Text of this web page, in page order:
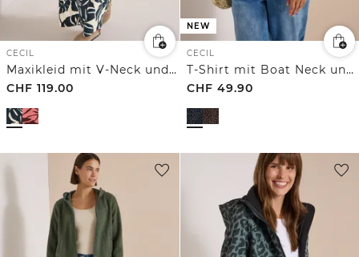
CECIL
Maxikleid mit V-Neck und Print
CHF 119.00
NEW
CECIL
T-Shirt mit Boat Neck und Leo-Muster
CHF 49.90